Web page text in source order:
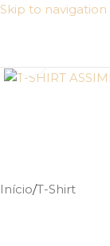
Skip to navigation
Início/T-Shirt